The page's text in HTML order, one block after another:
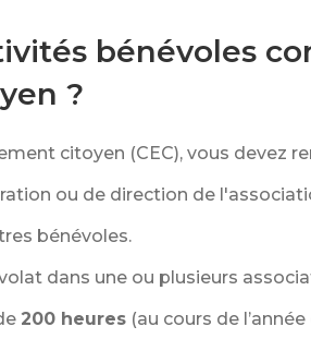
bénévoles
?
citoyen (CEC), vous devez
ou de direction de
bénévoles.
dans une ou plusieurs
200 heures (au cours de